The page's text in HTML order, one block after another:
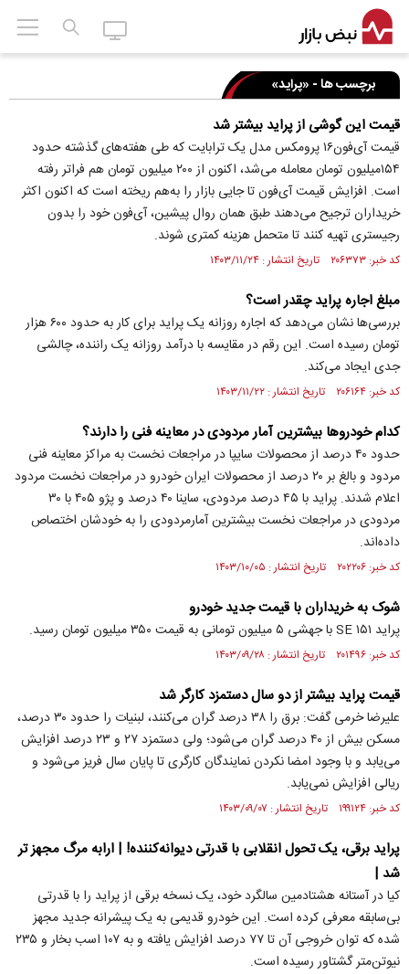
برچسب ها - «پراید»
قیمت این گوشی از پراید بیشتر شد
قیمت آی‌فون۱۶ پرومکس مدل یک ترابایت که طی هفته‌های گذشته حدود
۱۵۴میلیون تومان معامله می‌شد، اکنون از ۲۰۰ میلیون تومان هم فراتر رفته
است. افزایش قیمت آی‌فون تا جایی بازار را به‌هم ریخته است که اکنون اکثر
خریداران ترجیح می‌دهند طبق همان روال پیشین، آی‌فون خود را بدون
رجیستری تهیه کنند تا متحمل هزینه کمتری شوند.
کد خبر: ۲۰۶۳۷۳ تاریخ انتشار : ۱۴۰۳/۱۱/۲۴
مبلغ اجاره پراید چقدر است؟
بررسی‌ها نشان می‌دهد که اجاره روزانه یک پراید برای کار به حدود ۶۰۰ هزار
تومان رسیده است. این رقم در مقایسه با درآمد روزانه یک راننده، چالشی
جدی ایجاد می‌کند.
کد خبر: ۲۰۶۱۶۴ تاریخ انتشار : ۱۴۰۳/۱۱/۲۲
کدام خودروها بیشترین آمار مردودی در معاینه فنی را دارند؟
حدود ۴۰ درصد از محصولات سایپا در مراجعات نخست به مراکز معاینه فنی
مردود و بالغ بر ۲۰ درصد از محصولات ایران خودرو در مراجعات نخست مردود
اعلام شدند. پراید با ۴۵ درصد مردودی، ساینا ۴۰ درصد و پژو ۴۰۵ با ۳۰
مردودی در مراجعات نخست بیشترین آمارمردودی را به خودشان اختصاص
داده‌اند.
کد خبر: ۲۰۲۲۰۶ تاریخ انتشار : ۱۴۰۳/۱۰/۰۵
شوک به خریداران با قیمت جدید خودرو
پراید ۱۵۱ SE با جهشی ۵ میلیون تومانی به قیمت ۳۵۰ میلیون تومان رسید.
کد خبر: ۲۰۱۴۹۶ تاریخ انتشار : ۱۴۰۳/۰۹/۲۸
قیمت پراید بیشتر از دو سال دستمزد کارگر شد
علیرضا خرمی گفت: برق را ۳۸ درصد گران می‌کنند، لبنیات را حدود ۳۰ درصد،
مسکن بیش از ۴۰ درصد گران می‌شود؛ ولی دستمزد ۲۷ و ۲۳ درصد افزایش
می‌یابد و با وجود امضا نکردن نمایندگان کارگری تا پایان سال فریز می‌شود و
ریالی افزایش نمی‌یابد.
کد خبر: ۱۹۹۱۲۴ تاریخ انتشار : ۱۴۰۳/۰۹/۰۷
پراید برقی، یک تحول انقلابی با قدرتی دیوانه‌کننده! | ارابه مرگ مجهز تر
شد |
کیا در آستانه هشتادمین سالگرد خود، یک نسخه برقی از پراید را با قدرتی
بی‌سابقه معرفی کرده است. این خودرو قدیمی به یک پیشرانه جدید مجهز
شده که توان خروجی آن تا ۷۷ درصد افزایش یافته و به ۱۰۷ اسب بخار و ۲۳۵
نیوتن‌متر گشتاور رسیده است.